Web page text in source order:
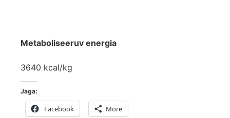
Metaboliseeruv energia
3640 kcal/kg
Jaga:
Facebook More